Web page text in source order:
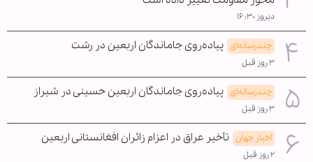
دیروز ۱۶:۳۰
چندرسانه‌ای پیاده‌روی جاماندگان اربعین در رشت
۳ روز قبل
چندرسانه‌ای پیاده‌روی جاماندگان اربعین حسینی در شیراز
۳ روز قبل
اخبار جهان تأخیر عراق در اعزام زائران افغانستانی اربعین
۲ روز قبل